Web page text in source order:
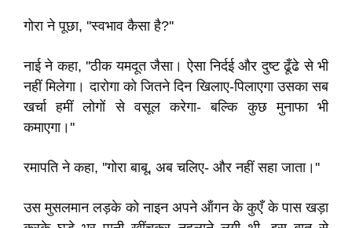
गोरा ने पूछा, ''स्वभाव कैसा है?''
नाई ने कहा, ''ठीक यमदूत जैसा। ऐसा निर्दई और दुष्ट ढूँढे से भी
नहीं मिलेगा। दारोगा को जितने दिन खिलाए-पिलाएगा उसका सब
खर्चा हमीं लोगों से वसूल करेगा- बल्कि कुछ मुनाफा भी
कमाएगा।''
रमापति ने कहा, ''गोरा बाबू, अब चलिए- और नहीं सहा जाता।''
उस मुसलमान लड़के को नाइन अपने ऑंगन के कुएँ के पास खड़ा